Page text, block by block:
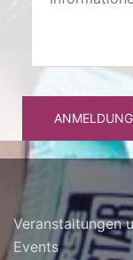
Veranstaltungen
Events